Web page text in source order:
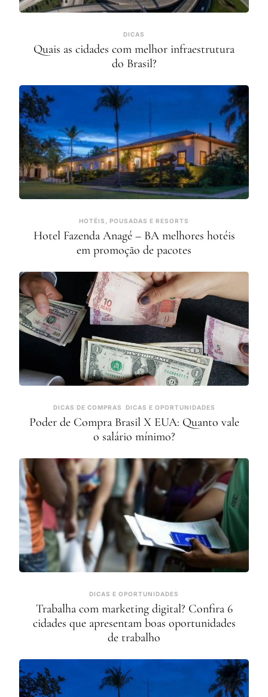
DICAS
Quais as cidades com melhor infraestrutura
do Brasil?
HOTÉIS, POUSADAS E RESORTS
Hotel Fazenda Anagé – BA melhores hotéis
em promoção de pacotes
DICAS DE COMPRAS DICAS E OPORTUNIDADES
Poder de Compra Brasil X EUA: Quanto vale
o salário mínimo?
DICAS E OPORTUNIDADES
Trabalha com marketing digital? Confira 6
cidades que apresentam boas oportunidades
de trabalho